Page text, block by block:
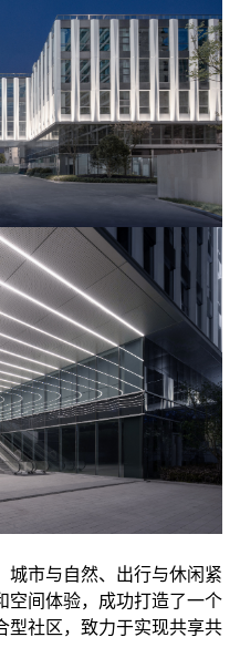
城市与自然、出行与休闲紧
空间体验，成功打造了一个
型社区，致力于实现共享共